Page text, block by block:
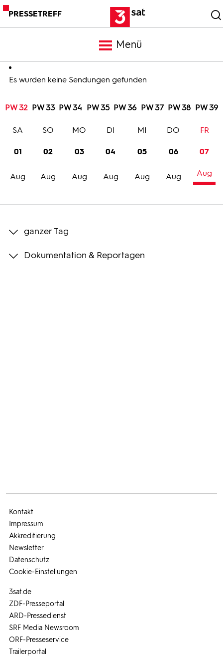
PRESSETREFF
Menü
Meldungen
Programm
Trailer
Bilder
Es wurden keine Sendungen gefunden
PW 32 PW 33 PW 34 PW 35 PW 36 PW 37 PW 38 PW 39
01
Aug
SA
02
Aug
SO
03
Aug
MO
04
Aug
DI
05
Aug
MI
06
Aug
DO
07
Aug
FR
ganzer Tag
Dokumentation & Reportagen
3sat.de
ZDF-Presseportal
ARD-Pressedienst
SRF Media Newsroom
ORF-Presseservice
Trailerportal
Kontakt
Impressum
Akkreditierung
Newsletter
Datenschutz
Cookie-Einstellungen